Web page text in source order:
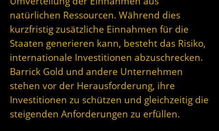
natürlichen Ressourcen. Während dies
kurzfristig zusätzliche Einnahmen für die
Staaten generieren kann, besteht das Risiko,
internationale Investitionen abzuschrecken.
Barrick Gold und andere Unternehmen
stehen vor der Herausforderung, ihre
Investitionen zu schützen und gleichzeitig die
steigenden Anforderungen zu erfüllen.